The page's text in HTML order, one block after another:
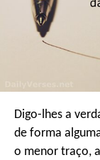
Digo-lhes a
de forma
o menor traço,